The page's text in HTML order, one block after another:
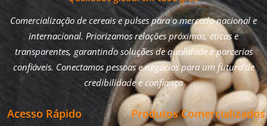
Comercialização de cereais e pulses para o mercado nacional e
internacional. Priorizamos relações próximas, éticas e
transparentes, garantindo soluções de qualidade e parcerias
confiáveis. Conectamos pessoas e negócios para um futuro de
credibilidade e confiança
Acesso Rápido Produtos Comercializados